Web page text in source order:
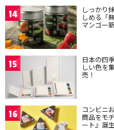
14 しっかり
しめる「
マンゴー
15 日本の四
しい色を
売！
16 コンビニ
商品をモ
ート』誕